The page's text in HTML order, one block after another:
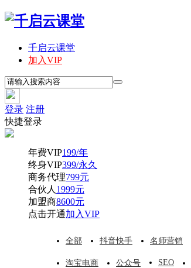
千启云课堂
加入VIP
登录 注册
快捷登录
年费VIP199/年
终身VIP399/永久
商务代理799元
合伙人 1999元
加盟商8600元
点击开通加入VIP
全部 抖音快手 名师营销
淘宝电商 公众号 SEO